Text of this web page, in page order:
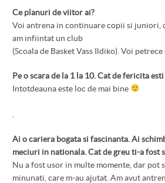
Ce planuri de viitor ai?
Voi antrena in continuare copii si juniori,
am infiintat un club
(Scoala de Basket Vass Ildiko). Voi
Pe o scara de la 1 la 10. Cat de fericita
Intotdeauna este loc de mai bine
Ai o cariera bogata si fascinanta. Ai
meciuri in nationala. Cat de greu ti-a fost
Nu a fost usor in multe momente, dar pot
minunati, care m-au ajutat. Am avut